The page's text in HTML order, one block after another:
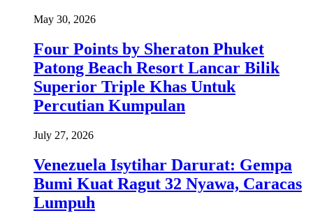
May 30, 2026
Four Points by Sheraton Phuket
Patong Beach Resort Lancar Bilik
Superior Triple Khas Untuk
Percutian Kumpulan
July 27, 2026
Venezuela Isytihar Darurat: Gempa
Bumi Kuat Ragut 32 Nyawa, Caracas
Lumpuh